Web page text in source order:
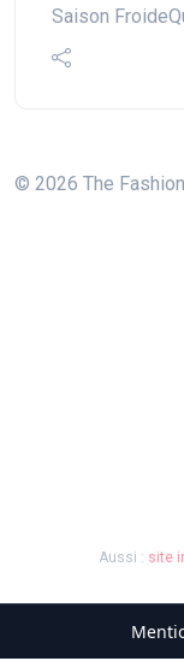
Saison
© 2026 The
Aussi : site